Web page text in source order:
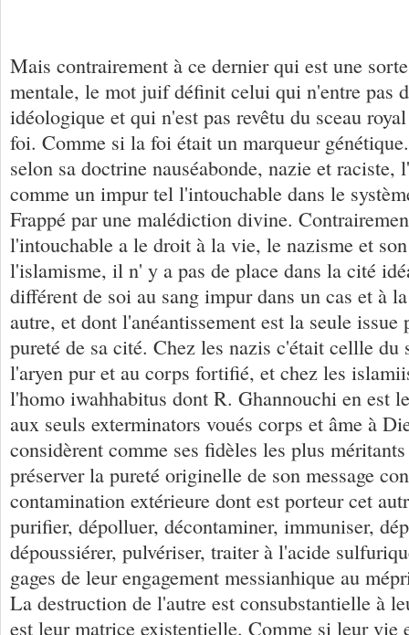
Mais contrairement à ce dernier qui est une
mentale, le mot juif définit celui qui n'entre pas
idéologique et qui n'est pas revêtu du sceau
foi. Comme si la foi était un marqueur
selon sa doctrine nauséabonde, nazie et raciste,
comme un impur tel l'intouchable dans le
Frappé par une malédiction divine.
l'intouchable a le droit à la vie, le nazisme et
l'islamisme, il n' y a pas de place dans la cité
différent de soi au sang impur dans un cas et à
autre, et dont l'anéantissement est la seule issue
pureté de sa cité. Chez les nazis c'était cellle du
l'aryen pur et au corps fortifié, et chez les
l'homo iwahhabitus dont R. Ghannouchi en est
aux seuls exterminators voués corps et âme à
considèrent comme ses fidèles les plus
préserver la pureté originelle de son message
contamination extérieure dont est porteur cet
purifier, dépolluer, décontaminer, immuniser,
dépoussiérer, pulvériser, traiter à l'acide
gages de leur engagement messianhique au
La destruction de l'autre est consubstantielle à
est leur matrice existentielle. Comme si leur vie